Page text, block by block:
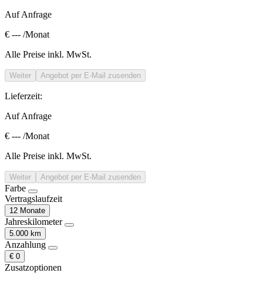
Auf Anfrage
€ --- /Monat
Alle Preise inkl. MwSt.
Weiter Angebot per E-Mail zusenden
Lieferzeit:
Auf Anfrage
€ --- /Monat
Alle Preise inkl. MwSt.
Weiter Angebot per E-Mail zusenden
Farbe
Vertragslaufzeit
12 Monate
Jahreskilometer
5.000 km
Anzahlung
€ 0
Zusatzoptionen